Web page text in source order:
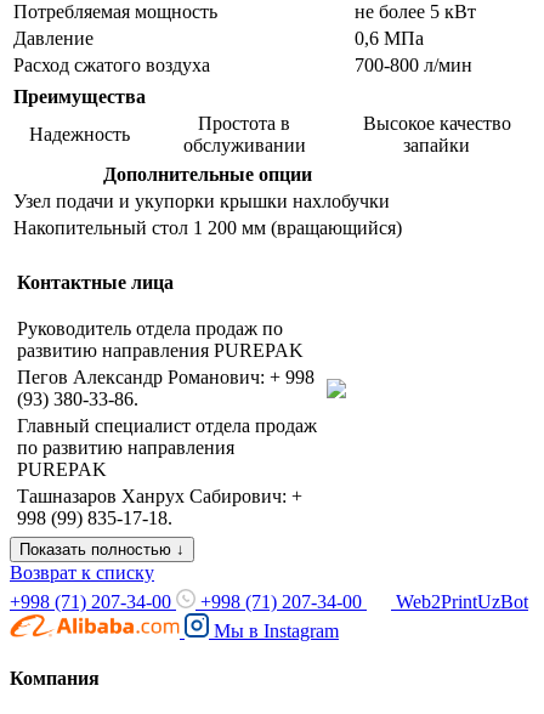
Потребляемая мощность
не более 5 кВт
Давление
0,6 МПа
Расход сжатого воздуха
700-800 л/мин
Преимущества
Надежность
Простота в
обслуживании
Высокое качество
запайки
Дополнительные опции
Узел подачи и укупорки крышки нахлобучки
Накопительный стол 1 200 мм (вращающийся)
Контактные лица
Руководитель отдела продаж по
развитию направления PUREPAK
Пегов Александр Романович: + 998
(93) 380-33-86.
Главный специалист отдела продаж
по развитию направления
PUREPAK
Ташназаров Ханрух Сабирович: +
998 (99) 835-17-18.
Показать полностью ↓
Возврат к списку
+998 (71) 207-34-00
+998 (71) 207-34-00
Web2PrintUzBot
Мы в Instagram
Компания